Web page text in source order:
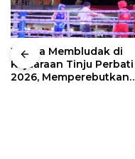
Warga Membludak di
Kejuaraan Tinju Perbati
2026, Memperebutkan